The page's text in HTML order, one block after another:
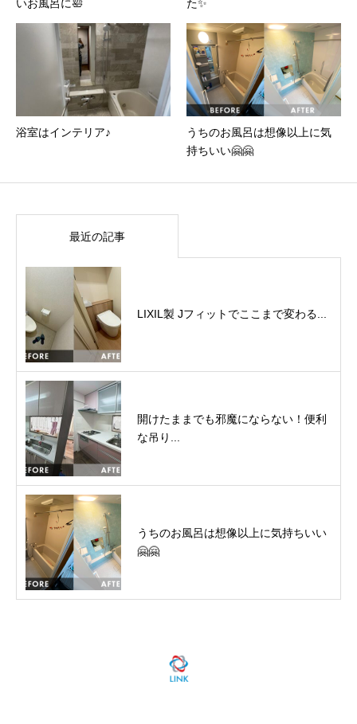
いお風呂に🛀
た✨
浴室はインテリア♪
うちのお風呂は想像以上に気
持ちいい🤗🤗
最近の記事
LIXIL製 Jフィットでここまで変わる...
開けたままでも邪魔にならない！便利
な吊り...
うちのお風呂は想像以上に気持ちいい
🤗🤗